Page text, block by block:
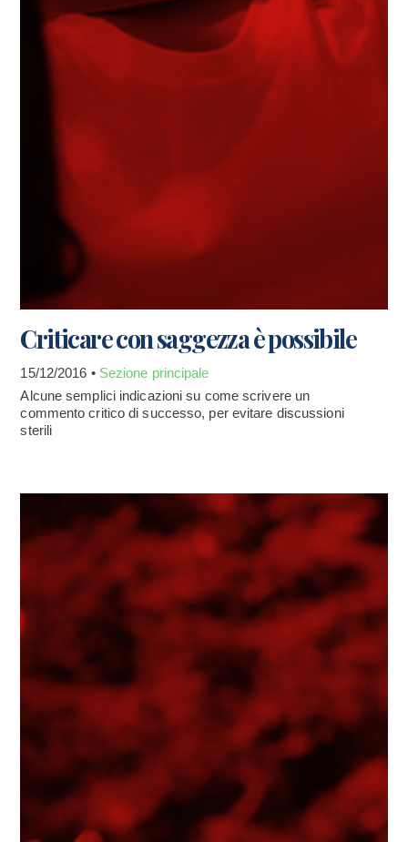
Criticare con saggezza è possibile
15/12/2016 • Sezione principale
Alcune semplici indicazioni su come scrivere un
commento critico di successo, per evitare discussioni
sterili